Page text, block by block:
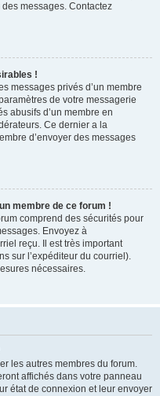
des messages. Contactez
!
messages privés d’un membre
de votre messagerie
abusifs d’un membre en
Ce dernier a la
d’envoyer des messages
membre de ce forum !
comprend des sécurités pour
Envoyez à
reçu. Il est très important
sur l’expéditeur du courriel).
nécessaires.
les autres membres du forum.
affichés dans votre panneau
état de connexion et leur envoyer